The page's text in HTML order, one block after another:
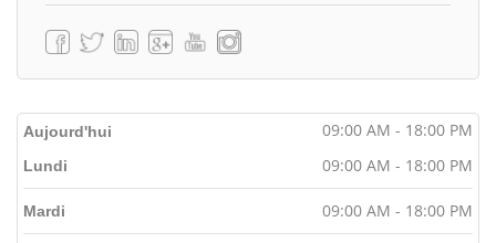
Aujourd'hui 09:00 AM - 18:00 PM
Lundi 09:00 AM - 18:00 PM
Mardi 09:00 AM - 18:00 PM